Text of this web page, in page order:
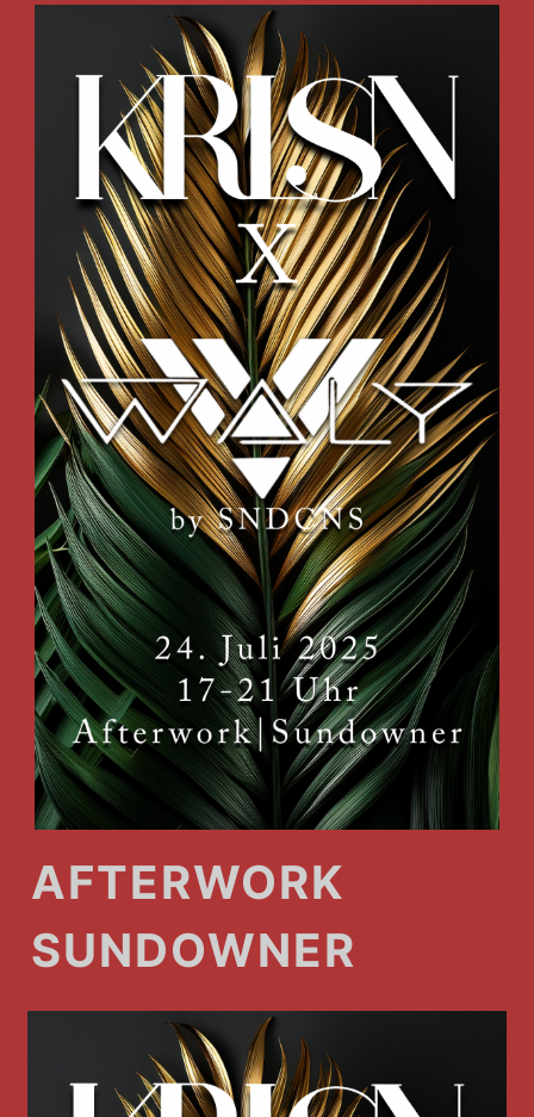
AFTERWORK
SUNDOWNER